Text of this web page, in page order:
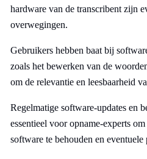
hardware van de transcribent zijn
overwegingen.
Gebruikers hebben baat bij
zoals het bewerken van de
om de relevantie en leesbaarheid
Regelmatige software-updates en
essentieel voor opname-experts
software te behouden en